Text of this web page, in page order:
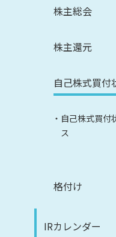
株主総会
株主還元
自己株式買付
自己株式買付
ス
格付け
IRカレンダー